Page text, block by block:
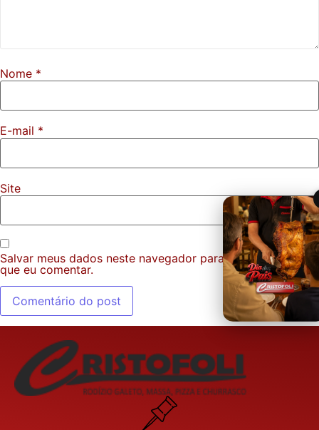
Nome *
E-mail *
Site
Salvar meus dados neste navegador para a próxima vez
que eu comentar.